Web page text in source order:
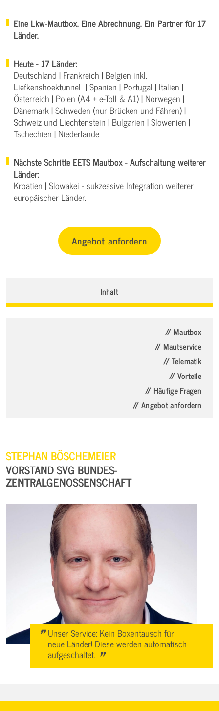
Eine Lkw-Mautbox. Eine Abrechnung. Ein Partner für 17
Länder.
Heute - 17 Länder:
Deutschland | Frankreich | Belgien inkl.
Liefkenshoektunnel | Spanien | Portugal | Italien |
Österreich | Polen (A4 + e-Toll & A1) | Norwegen |
Dänemark | Schweden (nur Brücken und Fähren) |
Schweiz und Liechtenstein | Bulgarien | Slowenien |
Tschechien | Niederlande
Nächste Schritte EETS Mautbox - Aufschaltung weiterer
Länder:
Kroatien | Slowakei - sukzessive Integration weiterer
europäischer Länder.
Angebot anfordern
Inhalt
// Mautbox
// Mautservice
// Telematik
// Vorteile
// Häufige Fragen
// Angebot anfordern
STEPHAN BÖSCHEMEIER
VORSTAND SVG BUNDES-
ZENTRALGENOSSENSCHAFT
" Unser Service: Kein Boxentausch für
neue Länder! Diese werden automatisch
aufgeschaltet."